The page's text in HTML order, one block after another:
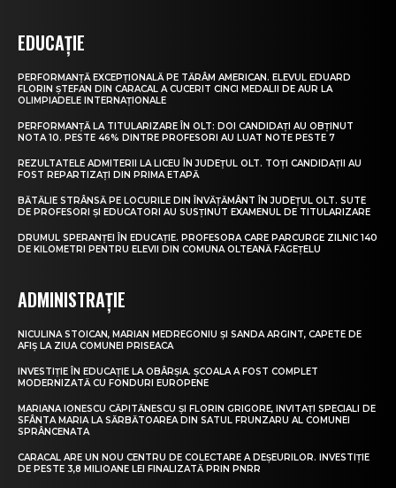
EDUCAȚIE
PERFORMANȚĂ EXCEPȚIONALĂ PE TĂRÂM AMERICAN. ELEVUL EDUARD
FLORIN ȘTEFAN DIN CARACAL A CUCERIT CINCI MEDALII DE AUR LA
OLIMPIADELE INTERNAȚIONALE
PERFORMANȚĂ LA TITULARIZARE ÎN OLT: DOI CANDIDAȚI AU OBȚINUT
NOTA 10. PESTE 46% DINTRE PROFESORI AU LUAT NOTE PESTE 7
REZULTATELE ADMITERII LA LICEU ÎN JUDEȚUL OLT. TOȚI CANDIDAȚII AU
FOST REPARTIZAȚI DIN PRIMA ETAPĂ
BĂTĂLIE STRÂNSĂ PE LOCURILE DIN ÎNVĂȚĂMÂNT ÎN JUDEȚUL OLT. SUTE
DE PROFESORI ȘI EDUCATORI AU SUSȚINUT EXAMENUL DE TITULARIZARE
DRUMUL SPERANȚEI ÎN EDUCAȚIE. PROFESORA CARE PARCURGE ZILNIC 140
DE KILOMETRI PENTRU ELEVII DIN COMUNA OLTEANĂ FĂGEȚELU
ADMINISTRAȚIE
NICULINA STOICAN, MARIAN MEDREGONIU ȘI SANDA ARGINT, CAPETE DE
AFIȘ LA ZIUA COMUNEI PRISEACA
INVESTIȚIE ÎN EDUCAȚIE LA OBÂRȘIA. ȘCOALA A FOST COMPLET
MODERNIZATĂ CU FONDURI EUROPENE
MARIANA IONESCU CĂPITĂNESCU ȘI FLORIN GRIGORE, INVITAȚI SPECIALI DE
SFÂNTA MARIA LA SĂRBĂTOAREA DIN SATUL FRUNZARU AL COMUNEI
SPRÂNCENATA
CARACAL ARE UN NOU CENTRU DE COLECTARE A DEȘEURILOR. INVESTIȚIE
DE PESTE 3,8 MILIOANE LEI FINALIZATĂ PRIN PNRR